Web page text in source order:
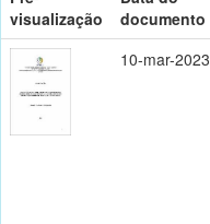
visualização
documento
10-mar-2023